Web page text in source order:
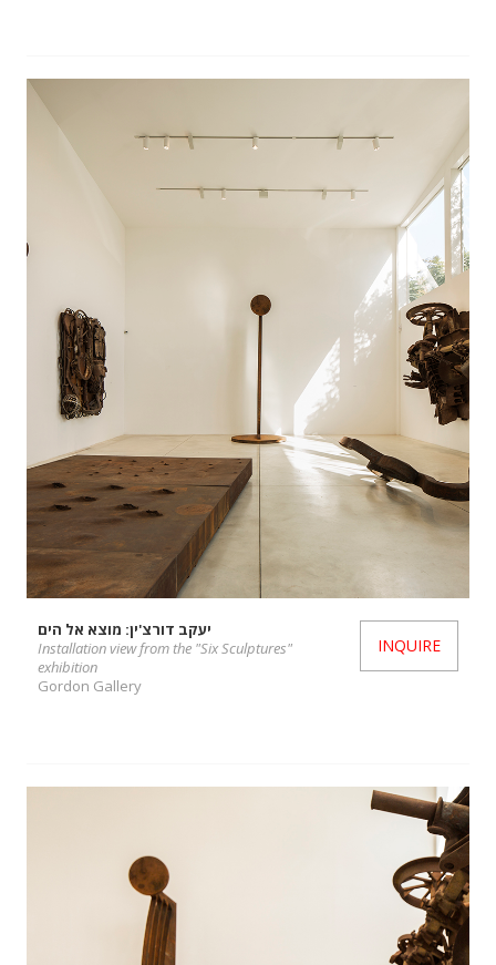
יעקב דורצ'ין: מוצא אל הים
Installation view from the "Six Sculptures"
exhibition
Gordon Gallery
INQUIRE